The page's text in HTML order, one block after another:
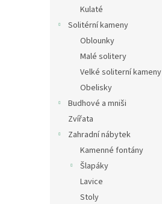
Kulaté
Solitérní kameny
Oblounky
Malé solitery
Velké soliterní kameny
Obelisky
Budhové a mniši
Zvířata
Zahradní nábytek
Kamenné fontány
Šlapáky
Lavice
Stoly